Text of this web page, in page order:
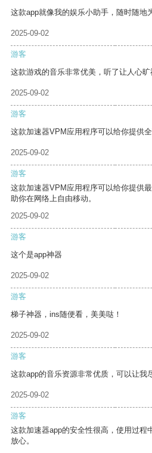
这款app就像我的娱乐小助手，随时随地
2025-09-02
游客
这款游戏的音乐非常优美，听了让人心旷
2025-09-02
游客
这款加速器VPM应用程序可以给你提供
2025-09-02
游客
这款加速器VPM应用程序可以给你提供
助你在网络上自由移动。
2025-09-02
游客
这个是app神器
2025-09-02
游客
梯子神器，ins随便看，美美哒！
2025-09-02
游客
这款app的音乐资源非常优质，可以让我
2025-09-02
游客
这款加速器app的安全性很高，使用过程
放心。